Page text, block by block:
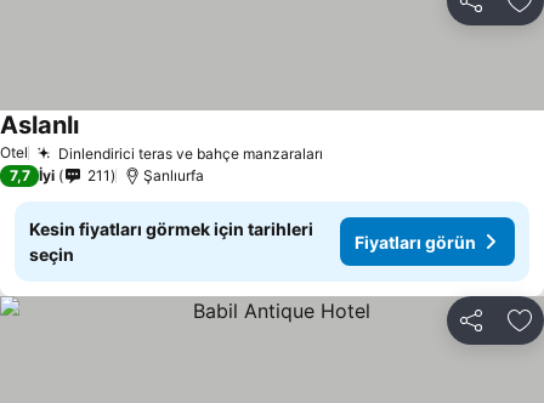
Paylaş
Otel Dinlendirici teras ve bahçe manzaraları
AslanlıFiyatları görün
7,7 İyi 211 Şanlıurfa
Kesin fiyatları görmek için tarihleri
seçin
Fiyatları görün
Paylaş